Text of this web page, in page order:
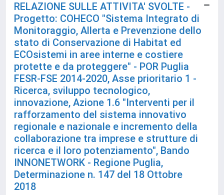
RELAZIONE SULLE ATTIVITA' SVOLTE -
Progetto: COHECO "Sistema Integrato di
Monitoraggio, Allerta e Prevenzione dello
stato di Conservazione di Habitat ed
ECOsistemi in aree interne e costiere
protette e da proteggere" - POR Puglia
FESR-FSE 2014-2020, Asse prioritario 1 -
Ricerca, sviluppo tecnologico,
innovazione, Azione 1.6 "Interventi per il
rafforzamento del sistema innovativo
regionale e nazionale e incremento della
collaborazione tra imprese e strutture di
ricerca e il loro potenziamento", Bando
INNONETWORK - Regione Puglia,
Determinazione n. 147 del 18 Ottobre
2018